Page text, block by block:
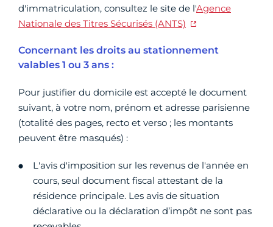
d'immatriculation, consultez le site de l'Agence
Nationale des Titres Sécurisés (ANTS)
Concernant les droits au stationnement
valables 1 ou 3 ans :
Pour justifier du domicile est accepté le document
suivant, à votre nom, prénom et adresse parisienne
(totalité des pages, recto et verso ; les montants
peuvent être masqués) :
L'avis d'imposition sur les revenus de l'année en
cours, seul document fiscal attestant de la
résidence principale. Les avis de situation
déclarative ou la déclaration d’impôt ne sont pas